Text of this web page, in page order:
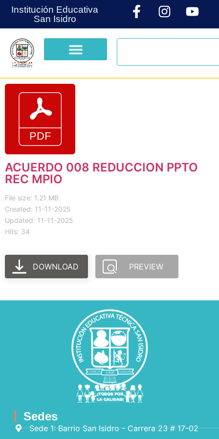
Institución Educativa
San Isidro
ACUERDO 008 REDUCCION PPTO
REC MPIO
File size: 1.21 MB
Created: 11-11-2025
Updated: 11-11-2025
Hits: 34
DOWNLOAD PREVIEW
Sedes
Sede 1: Barrio San Isidro - Carrera 23 # 17-02